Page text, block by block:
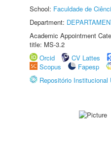
School: Faculdade de
Department:
Academic Appointment
title: MS-3.2
Orcid
CV Lattes
Scopus
Fapesp
Repositório Institucional